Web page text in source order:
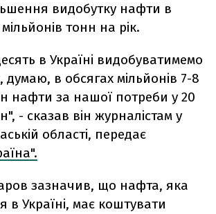
видобутку нафти в
тонн на рiк.
в Українi видобуватимемо
думаю, в обсягах мiльйонiв 7-8
нафти за нашої потреби у 20
- сказав вiн журналiстам у
областi, передає
зазначив, що нафта, яка
в Українi, має коштувати